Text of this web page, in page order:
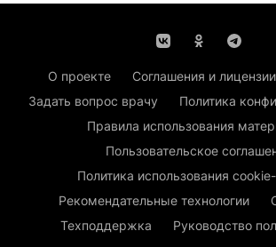
О проекте Соглашения и лицензии
Задать вопрос врачу
Политика
Правила использования
Пользовательское
Политика использования
Рекомендательные технологии
Техподдержка
Руководство